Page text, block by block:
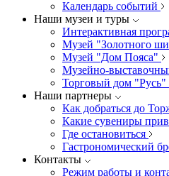
Календарь событий
Наши музеи и туры
Интерактивная
Музей "Золотного
Музей "Дом Пояса"
Музейно-
Торговый дом "Русь"
Наши партнеры
Как добраться до
Какие сувениры
Где остановиться
Гастрономический
Контакты
Режим работы и